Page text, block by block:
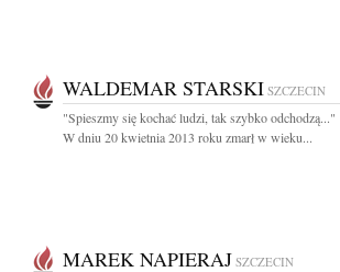
WALDEMAR STARSKI SZCZECIN
"Spieszmy się kochać ludzi, tak szybko odchodzą..."
W dniu 20 kwietnia 2013 roku zmarł w wieku...
MAREK NAPIERAJ SZCZECIN